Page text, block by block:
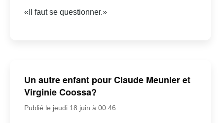
«Il faut se questionner.»
Un autre enfant pour Claude Meunier et
Virginie Coossa?
Publié le jeudi 18 juin à 00:46